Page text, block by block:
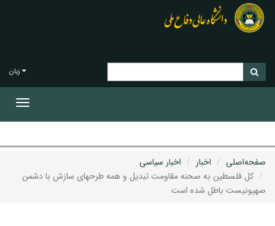
زبان
صفحه‌اصلی اخبار
اخبار سیاسی
کل فلسطین به صحنه مقاومت تبدیل و همه طرحهای سازش با دشمن
صهیونیست باطل شده است